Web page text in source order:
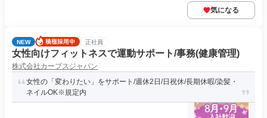
気になる
NEW 正社員
女性向けフィットネスで運動サポート/事務(健康管理)
株式会社カーブスジャパン
女性の「変わりたい」をサポート/週休2日/日祝休/長期休暇/染髪・
ネイルOK※規定内